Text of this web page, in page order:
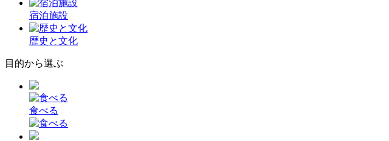
宿泊施設
歴史と文化
目的から選ぶ
食べる